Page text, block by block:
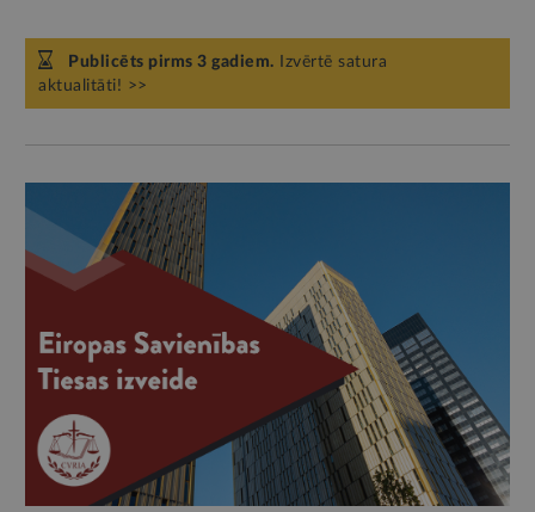
Publicēts pirms 3 gadiem. Izvērtē satura
aktualitāti! >>